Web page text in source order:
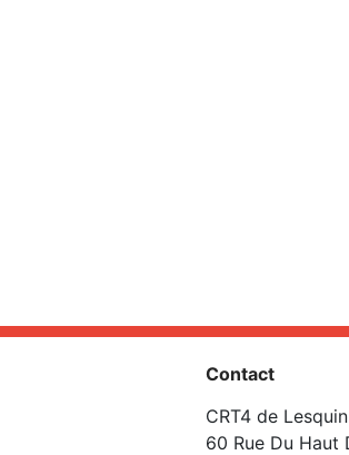
Contact
CRT4 de Lesquin
60 Rue Du Haut